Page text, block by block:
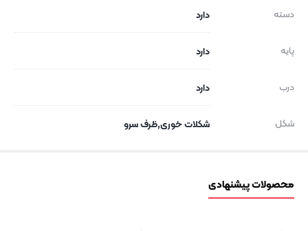
دسته دارد
پایه دارد
درب دارد
شکل شکلات خوری,ظرف سرو
محصولات پیشنهادی